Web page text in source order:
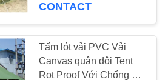
Folding
22
CONTACT
Tấm lót vải PVC Vải
Canvas quân đội Tent
Rot Proof Với Chống gió